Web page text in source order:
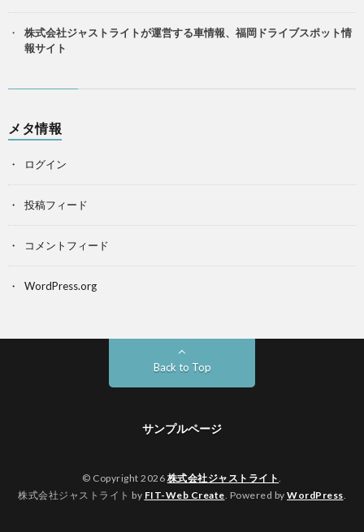
株式会社ジャストライトが運営する車情報、福岡ドライブスポット情
報サイト
メタ情報
ログイン
投稿フィード
コメントフィード
WordPress.org
Back to Top
サンプルページ
© Copyright 2026 株式会社ジャストライト.
株式会社ジャストライト by FIT-Web Create. Powered by WordPress.